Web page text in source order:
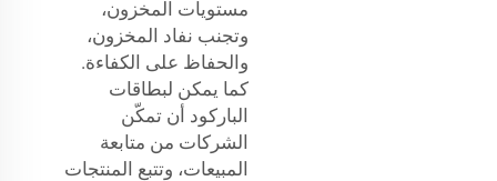
مستويات المخزون،
وتجنب نفاد المخزون،
والحفاظ على الكفاءة.
كما يمكن لبطاقات
الباركود أن تمكّن
الشركات من متابعة
المبيعات، وتتبع المنتجات